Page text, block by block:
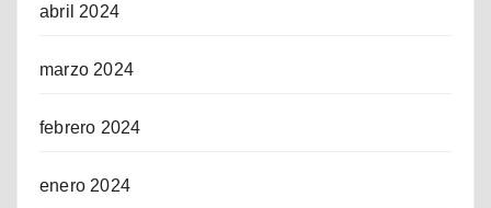
abril 2024
marzo 2024
febrero 2024
enero 2024